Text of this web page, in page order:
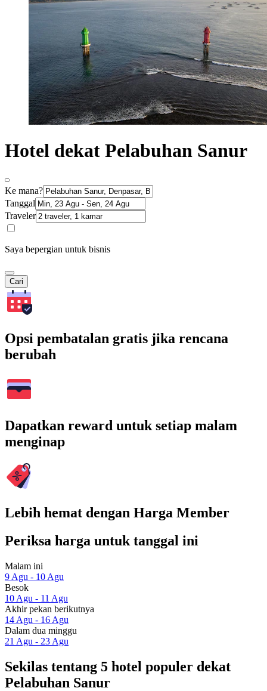
Hotel dekat Pelabuhan Sanur
Ke mana?
Tanggal
Traveler
Saya bepergian untuk bisnis
Cari
Opsi pembatalan gratis jika rencana
berubah
Dapatkan reward untuk setiap malam
menginap
Lebih hemat dengan Harga Member
Periksa harga untuk tanggal ini
Malam ini
9 Agu - 10 Agu
Besok
10 Agu - 11 Agu
Akhir pekan berikutnya
14 Agu - 16 Agu
Dalam dua minggu
21 Agu - 23 Agu
Sekilas tentang 5 hotel populer dekat
Pelabuhan Sanur